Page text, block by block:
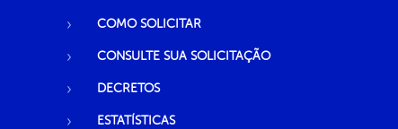
COMO SOLICITAR
CONSULTE SUA SOLICITAÇÃO
DECRETOS
ESTATÍSTICAS